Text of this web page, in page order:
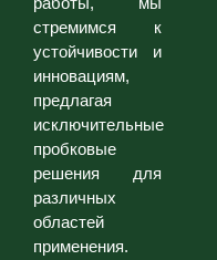
стремимся к
устойчивости и
инновациям,
предлагая
исключительные
пробковые
решения для
различных
областей
применения.